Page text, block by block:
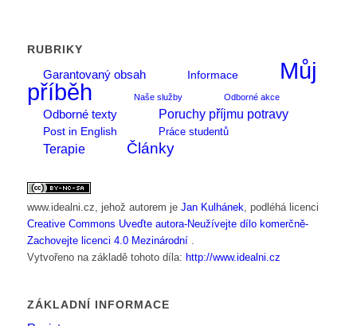
RUBRIKY
Garantovaný obsah
Informace
Můj
příběh
Naše služby Odborné akce
Odborné texty Poruchy příjmu potravy
Post in English Práce studentů
Terapie Články
www.idealni.cz , jehož autorem je Jan Kulhánek , podléhá licenci
Creative Commons Uveďte autora-Neužívejte dílo komerčně-
Zachovejte licenci 4.0 Mezinárodní
Vytvořeno na základě tohoto díla: http://www.idealni.cz
ZÁKLADNÍ INFORMACE